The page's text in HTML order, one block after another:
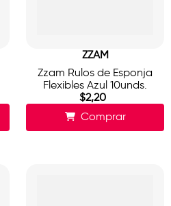
ZZAM
Zzam Rulos de Esponja
Flexibles Azul 10unds.
$2,20
Comprar